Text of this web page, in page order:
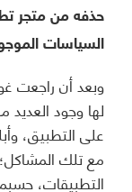
حذفه من متجر
السياسات
وبعد أن راجعت
لها وجود العديد
على التطبيق،
مع تلك
التطبيقات،